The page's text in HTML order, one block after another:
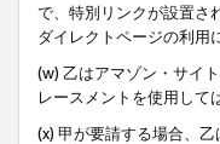
で、特別リンクが設置さ
ダイレクトページの利用
(w) 乙はアマゾン・サイ
レースメントを使用して
(x) 甲が要請する場合、